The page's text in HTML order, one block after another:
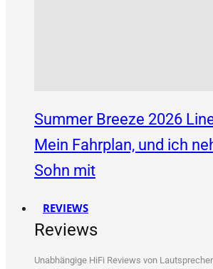
Summer Breeze 2026
Mein Fahrplan, und ich
Sohn mit
REVIEWS
Reviews
Unab­hän­gi­ge HiFi Reviews von